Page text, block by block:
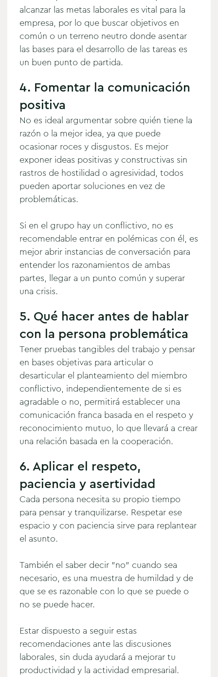
alcanzar las metas laborales es vital para la
empresa, por lo que buscar objetivos en
común o un terreno neutro donde asentar
las bases para el desarrollo de las tareas es
un buen punto de partida.
4. Fomentar la comunicación
positiva
No es ideal argumentar sobre quién tiene la
razón o la mejor idea, ya que puede
ocasionar roces y disgustos. Es mejor
exponer ideas positivas y constructivas sin
rastros de hostilidad o agresividad, todos
pueden aportar soluciones en vez de
problemáticas.
Si en el grupo hay un conflictivo, no es
recomendable entrar en polémicas con él, es
mejor abrir instancias de conversación para
entender los razonamientos de ambas
partes, llegar a un punto común y superar
una crisis.
5. Qué hacer antes de hablar
con la persona problemática
Tener pruebas tangibles del trabajo y pensar
en bases objetivas para articular o
desarticular el planteamiento del miembro
conflictivo, independientemente de si es
agradable o no, permitirá establecer una
comunicación franca basada en el respeto y
reconocimiento mutuo, lo que llevará a crear
una relación basada en la cooperación.
6. Aplicar el respeto,
paciencia y asertividad
Cada persona necesita su propio tiempo
para pensar y tranquilizarse. Respetar ese
espacio y con paciencia sirve para replantear
el asunto.
También el saber decir "no" cuando sea
necesario, es una muestra de humildad y de
que se es razonable con lo que se puede o
no se puede hacer.
Estar dispuesto a seguir estas
recomendaciones ante las discusiones
laborales, sin duda ayudará a mejorar tu
productividad y la actividad empresarial.